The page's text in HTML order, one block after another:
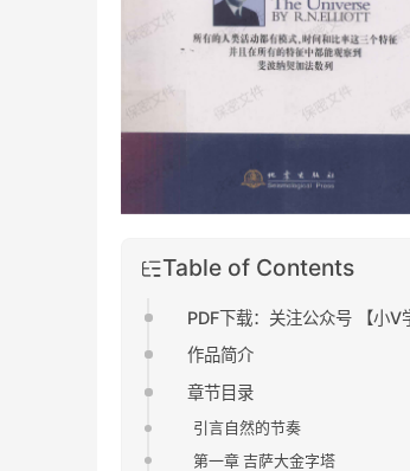
Table of Contents
PDF下载：关注公众号 【小
作品简介
章节目录
引言自然的节奏
第一章 吉萨大金字塔